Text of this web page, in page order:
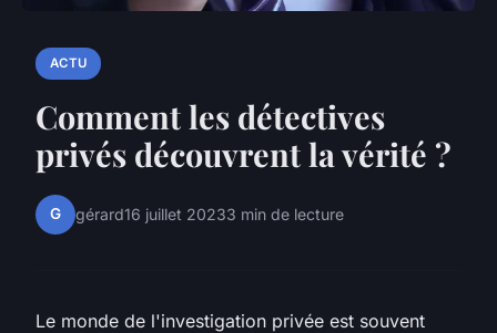
ACTU
Comment les détectives
privés découvrent la vérité ?
G gérard16 juillet 20233 min de lecture
Le monde de l'investigation privée est souvent